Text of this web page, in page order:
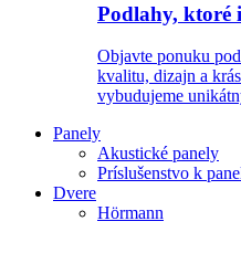
Podlahy, ktoré
Objavte ponuku
kvalitu, dizajn a
vybudujeme
Panely
Akustické panely
Príslušenstvo k
Dvere
Hörmann